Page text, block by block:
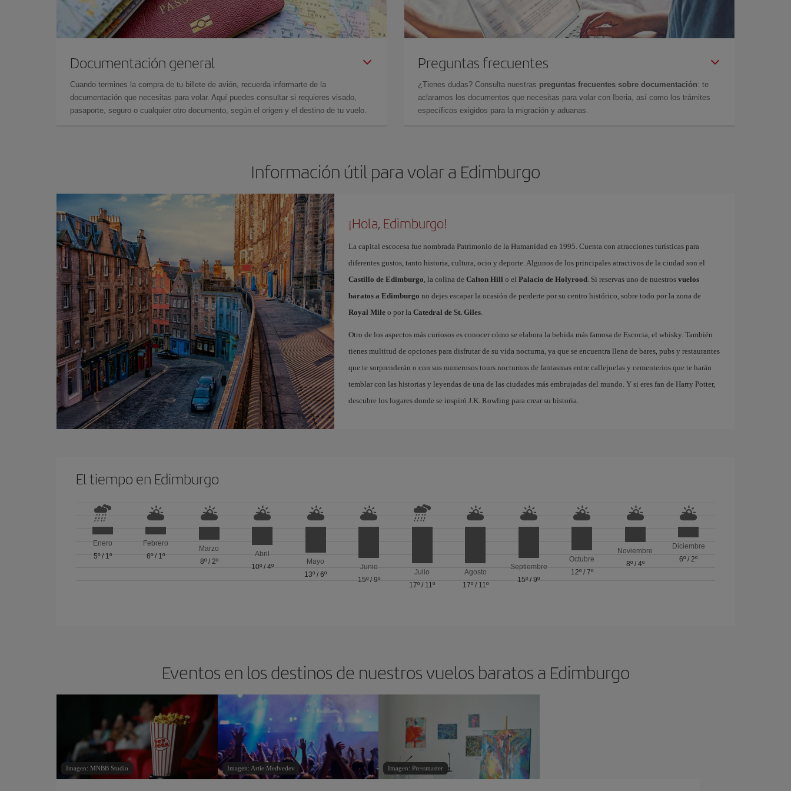
Documentación general
Cuando termines la compra de tu billete de avión, recuerda informarte de la
documentación que necesitas para volar. Aquí puedes consultar si requieres visado,
pasaporte, seguro o cualquier otro documento, según el origen y el destino de tu vuelo.
Preguntas frecuentes
¿Tienes dudas? Consulta nuestras preguntas frecuentes sobre documentación: te
aclaramos los documentos que necesitas para volar con Iberia, así como los trámites
específicos exigidos para la migración y aduanas.
Información útil para volar a Edimburgo
¡Hola, Edimburgo!
La capital escocesa fue nombrada Patrimonio de la Humanidad en 1995. Cuenta con atracciones turísticas para
diferentes gustos, tanto historia, cultura, ocio y deporte. Algunos de los principales atractivos de la ciudad son el
Castillo de Edimburgo, la colina de Calton Hill o el Palacio de Holyrood. Si reservas uno de nuestros vuelos
baratos a Edimburgo no dejes escapar la ocasión de perderte por su centro histórico, sobre todo por la zona de
Royal Mileo por la Catedral de St. Giles.
Otro de los aspectos más curiosos es conocer cómo se elabora la bebida más famosa de Escocia, el whisky. También
tienes multitud de opciones para disfrutar de su vida nocturna, ya que se encuentra llena de bares, pubs y restaurantes
que te sorprenderán o con sus numerosos tours nocturnos de fantasmas entre callejuelas y cementerios que te harán
temblar con las historias y leyendas de una de las ciudades más embrujadas del mundo. Y si eres fan de Harry Potter,
descubre los lugares donde se inspiró J.K. Rowling para crear su historia.
El tiempo en Edimburgo
Enero
5º/ 1º
Febrero
6º/ 1º
Marzo
8º/ 2º
Abril
10º/ 4º
Mayo
13º /6º
Junio
15º/ 9º
Julio
17º / 11º
Agosto
17º/ 11º
Septiembre
15º /9º
Octubre
12º/ 7º
Noviembre
8º/ 4º
Diciembre
6º / 2º
Eventos en los destinos de nuestros vuelos baratos a Edimburgo
Imagen: MNBB Studio Imagen: Artie Medvedev Imagen: Pressmaster